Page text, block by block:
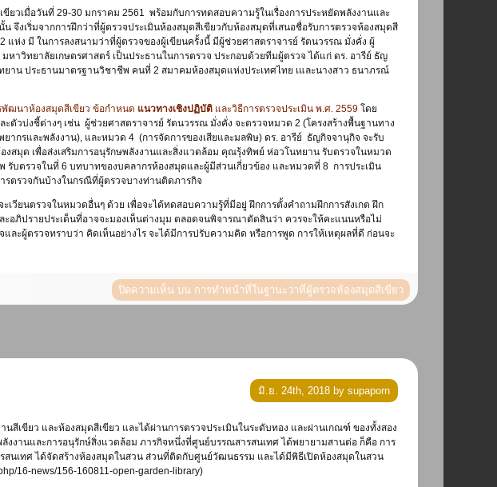
งเริ่มจากการฝึกว่าที่ผู้ตรวจประเมินห้องสมุดสีเขียวกับห้องสมุดที่เสนอชื่อรับการตรวจห้องสมุดสี
ห่ง มี ในการลงสนามว่าที่ผู้ตรวจของผู้เขียนครั้งนี้ มีผู้ช่วยศาสตราจารย์ รัตนวรรณ มั่งคั่ง ผู้
าวิทยาลัยเกษตรศาสตร์ เป็นประธานในการตรวจ ประกอบด้วยทีมผู้ตรวจ ได้แก่ ดร. อารีย์ ธัญ
าน ประธานมาตรฐานวิชาชีพ คนที่ 2 สมาคมห้องสมุดแห่งประเทศไทย เและนางสาว ธนาภรณ์
ฒนาห้องสมุดสีเขียว ข้อกำหนด แนวทางเชิงปฏิบัติและวิธีการตรวจประเมิน พ.ศ. 2559โดย
ตัวบ่งชี้ต่างๆ เช่น ผู้ช่วยศาสตราจารย์ รัตนวรรณ มั่งคั่ง จะตรวจหมวด 2 (โครงสร้างพื้นฐานทาง
กรและพลังงาน), และหมวด 4 (การจัดการของเสียและมลพิษ) ดร. อารีย์ ธัญกิจจานุกิจ จะรับ
สมุด เพื่อส่งเสริมการอนุรักษพลังงานและสิ่งแวดล้อม คุณรุ้งทิพย์ ห่อวโนทยาน รับตรวจในหมวด
ตรวจในที่ 6 บทบาทของบคลากรห้องสมุดและผู้มีส่วนเกี่ยวข้อง และหมวดที่ 8 การประเมิน
ตรวจกันบ้างในกรณีที่ผู้ตรวจบางท่านติดภารกิจ
วียนตรวจในหมวดอื่นๆ ด้วย เพื่อจะได้ทดสอบความรู้ที่มีอยู่ ฝึกการตั้งคำถามฝึกการสังเกต ฝึก
อภิปรายประเด็นที่อาจจะมองเห็นต่างมุม ตลอดจนพิจารณาตัดสินว่า ควรจะให้คะแนนหรือไม่
ละผู้ตรวจทราบว่า คิดเห็นอย่างไร จะได้มีการปรับความคิด หรือการพูด การให้เหตุผลที่ดี ก่อนจะ
ปิดความเห็น บน การทำหน้าที่ในฐานะว่าที่ผู้ตรวจห้องสมุดสีเขียว
มิ.ย. 24th, 2018 by supaporn
งานและการอนุรักษ์สิ่งแวดล้อม ภารกิจหนึ่งที่ศูนย์บรรณสารสนเทศ ได้พยายามสานต่อ ก็คือ การ
นเทศ ได้จัดสร้างห้องสมุดในสวน ส่วนที่ติดกับศูนย์วัฒนธรรม และได้มีพิธีเปิดห้องสมุดในสวน
16-news/156-160811-open-garden-library)